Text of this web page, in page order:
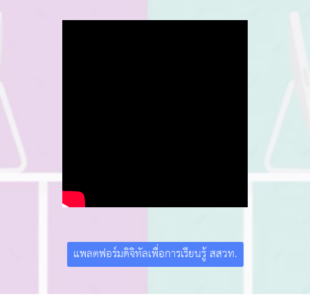
แพลตฟอร์มดิจิทัลเพื่อการเรียนรู้ สสวท.